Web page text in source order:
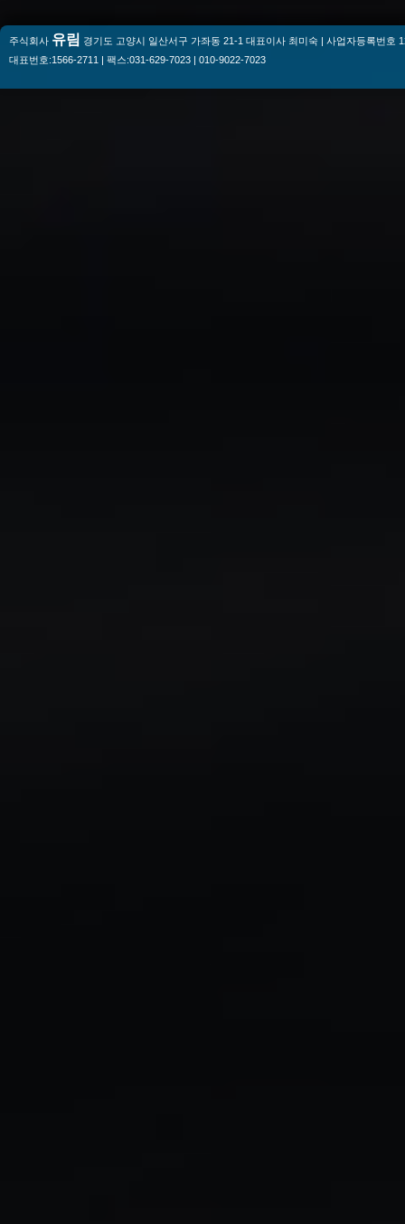
주식회사 유림 경기도 고양시 일산서구 가좌동 21-1 대표이사 최미숙 | 사업자등록번호
대표번호:1566-2711 | 팩스:031-629-7023 | 010-9022-7023